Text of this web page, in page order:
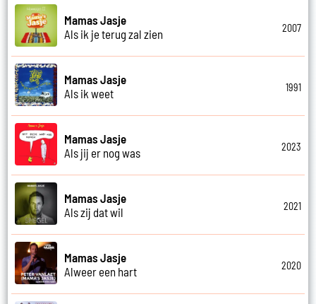
Mamas Jasje
Als ik je terug zal zien
2007
Mamas Jasje
Als ik weet
1991
Mamas Jasje
Als jij er nog was
2023
Mamas Jasje
Als zij dat wil
2021
Mamas Jasje
Alweer een hart
2020